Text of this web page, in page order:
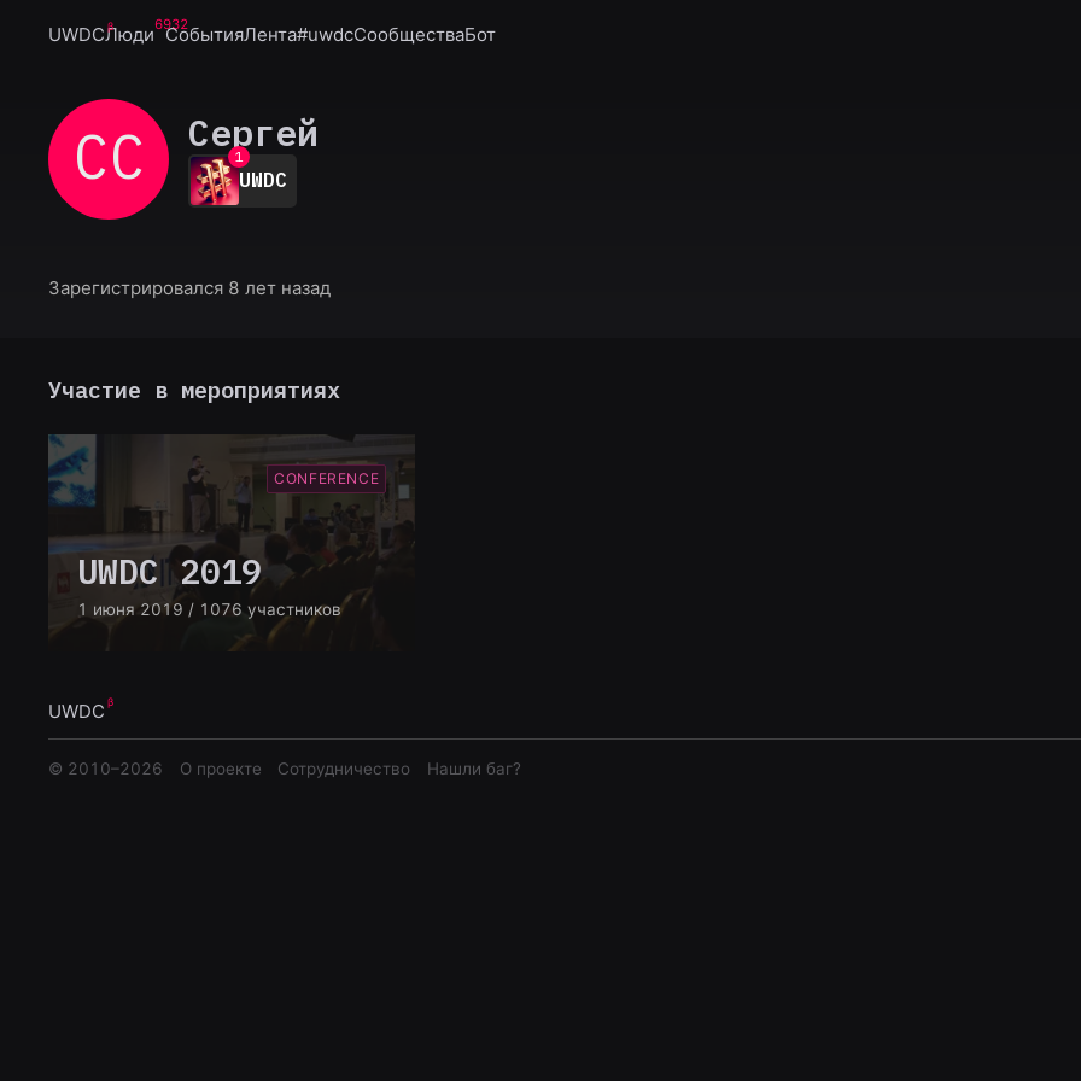
UWDCЛюди6932
СобытияЛента#uwdcСообществаБот
СС Сергей
0
1
2
3
7
UWDC
Зарегистрировался 8 лет назад
Участие в мероприятиях
CONFERENCE
UWDC 2019
1 июня 2019 / 1076 участников
UWDC
© 2010–2026 О проекте Сотрудничество Нашли баг?